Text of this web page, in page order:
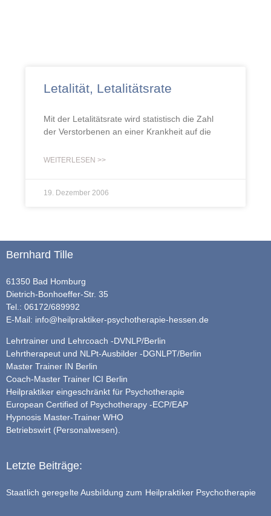
Letalität, Letalitätsrate
Mit der Letalitätsrate wird statistisch die Zahl
der Verstorbenen an einer Krankheit auf die
WEITERLESEN >>
19. Dezember 2006
Bernhard Tille
61350 Bad Homburg
Dietrich-Bonhoeffer-Str. 35
Tel.: 06172/689992
E-Mail: info@heilpraktiker-psychotherapie-hessen.de
Lehrtrainer und Lehrcoach -DVNLP/Berlin
Lehrtherapeut und NLPt-Ausbilder -DGNLPT/Berlin
Master Trainer IN Berlin
Coach-Master Trainer ICI Berlin
Heilpraktiker eingeschränkt für Psychotherapie
European Certified of Psychotherapy -ECP/EAP
Hypnosis Master-Trainer WHO
Betriebswirt (Personalwesen).
Letzte Beiträge:
Staatlich geregelte Ausbildung zum Heilpraktiker Psychotherapie